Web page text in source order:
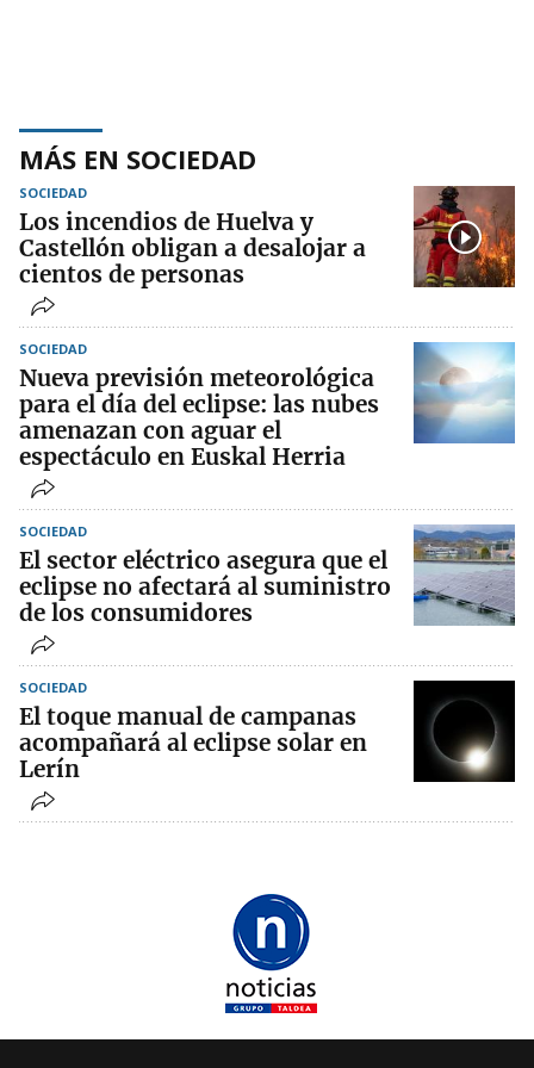
MÁS EN SOCIEDAD
SOCIEDAD
Los incendios de Huelva y
Castellón obligan a desalojar a
cientos de personas
SOCIEDAD
Nueva previsión meteorológica
para el día del eclipse: las nubes
amenazan con aguar el
espectáculo en Euskal Herria
SOCIEDAD
El sector eléctrico asegura que el
eclipse no afectará al suministro
de los consumidores
SOCIEDAD
El toque manual de campanas
acompañará al eclipse solar en
Lerín